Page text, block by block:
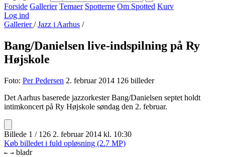
Forside Gallerier Temaer Spotterne Om Spotted Kurv
Log ind
Gallerier/ Jazz i Aarhus /
Bang/Danielsen live-indspilning på Ry
Højskole
Foto: Per Pedersen 2. februar 2014 126 billeder
Det Aarhus baserede jazzorkester Bang/Danielsen septet holdt
intimkoncert på Ry Højskole søndag den 2. februar.
Billede 1 / 126 2. februar 2014 kl. 10:30
Køb billedet i fuld opløsning (2.7 MP)
← → bladr